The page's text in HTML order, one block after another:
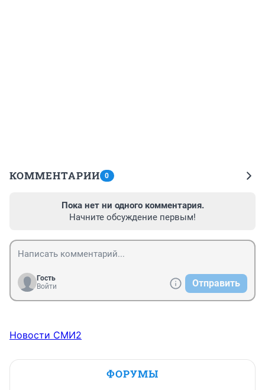
КОММЕНТАРИИ 0
Пока нет ни одного комментария.
Начните обсуждение первым!
Гость
Войти
Отправить
Новости СМИ2
ФОРУМЫ